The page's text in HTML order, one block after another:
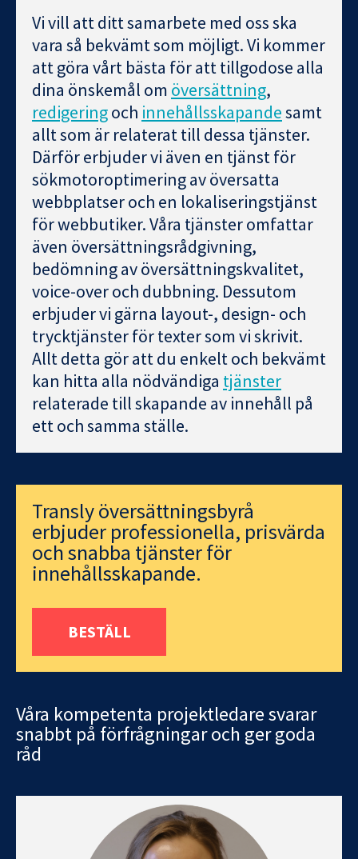
Vi vill att ditt samarbete med oss ska
vara så bekvämt som möjligt. Vi kommer
att göra vårt bästa för att tillgodose alla
dina önskemål om översättning,
redigeringoch innehållsskapandesamt
allt som är relaterat till dessa tjänster.
Därför erbjuder vi även en tjänst för
sökmotoroptimering av översatta
webbplatser och en lokaliseringstjänst
för webbutiker. Våra tjänster omfattar
även översättningsrådgivning,
bedömning av översättningskvalitet,
voice-over och dubbning. Dessutom
erbjuder vi gärna layout-, design- och
trycktjänster för texter som vi skrivit.
Allt detta gör att du enkelt och bekvämt
kan hitta alla nödvändiga tjänster
relaterade till skapande av innehåll på
ett och samma ställe.
Transly översättningsbyrå
erbjuder professionella, prisvärda
och snabba tjänster för
innehållsskapande.
BESTÄLL
Våra kompetenta projektledare svarar
snabbt på förfrågningar och ger goda
råd